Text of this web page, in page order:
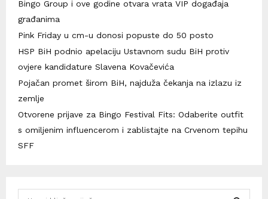
Bingo Group i ove godine otvara vrata VIP događaja
građanima
Pink Friday u cm-u donosi popuste do 50 posto
HSP BiH podnio apelaciju Ustavnom sudu BiH protiv
ovjere kandidature Slavena Kovačevića
Pojačan promet širom BiH, najduža čekanja na izlazu iz
zemlje
Otvorene prijave za Bingo Festival Fits: Odaberite outfit
s omiljenim influencerom i zablistajte na Crvenom tepihu
SFF